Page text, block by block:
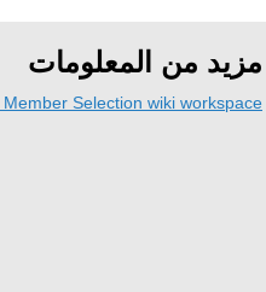
مزيد من المعلومات
Selection wiki workspace